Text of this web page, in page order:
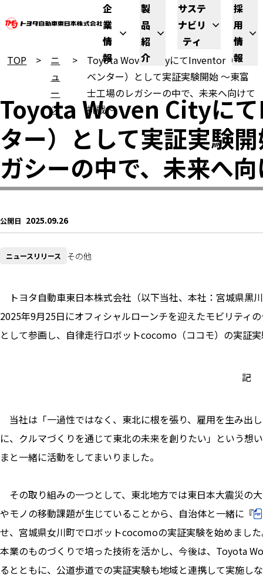
企
業
情
報
製
品
紹
介
サステ
ナビリ
ティ
採
用
情
報
TOP
ニ
ュ
ー
ス
Toyota Woven CityにてInventor（イン
ベンター）として実証実験開始 ～東富
士工場のレガシーの中で、未来へ向けて
挑戦～
Toyota Woven Cityに
ター）として実証実験
ガシーの中で、未来へ
公開日 2025.09.26
ニュースリリース その他
トヨタ自動車東日本株式会社（以下当社、本社：宮城県黒
2025年9月25日にオフィシャルローンチを迎えたモビリテ
として参画し、自律走行ロボットcocomo（ココモ）の実証
記
当社は「一過性ではなく、東北に根を張り、雇用を生み出
に、クルマづくりを通じて東北の未来を創りたい」という想
まと一緒に活動をしてまいりました。
その取り組みの一つとして、東北地方では東日本大震災の
やモノの移動課題が生じていることから、自治体と一緒に『
せ、宮城県女川町でロボットcocomoの実証実験を始めまし
本業のものづくりで培った技術を活かし、今後は、Toyota
るとともに、公道歩道での実証実験も地域と連携して実施し